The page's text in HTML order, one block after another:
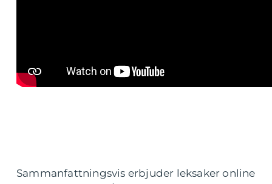
Sammanfattningsvis erbjuder leksaker online